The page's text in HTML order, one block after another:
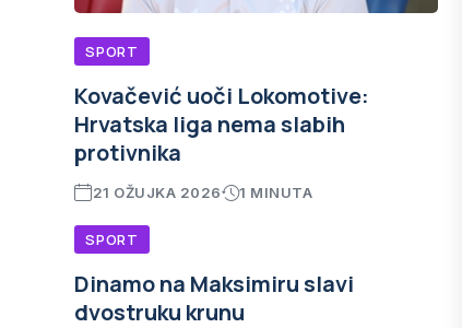
SPORT
Kovačević uoči Lokomotive:
Hrvatska liga nema slabih
protivnika
21 OŽUJKA 2026 1 MINUTA
SPORT
Dinamo na Maksimiru slavi
dvostruku krunu